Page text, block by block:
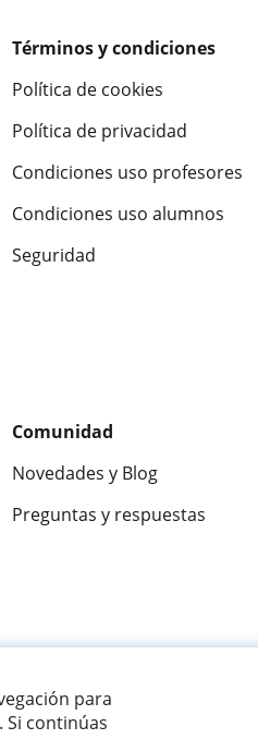
para
continúas
Términos y condiciones
Política de cookies
Política de privacidad
Condiciones uso profesores
Condiciones uso alumnos
Seguridad
Comunidad
Novedades y Blog
Preguntas y respuestas